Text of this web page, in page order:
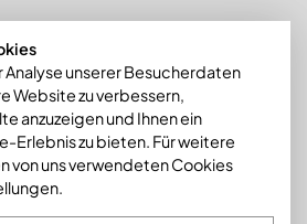
Analyse unserer Besucherdaten
Website zu verbessern,
anzuzeigen und Ihnen ein
Erlebnis zu bieten. Für weitere
von uns verwendeten Cookies